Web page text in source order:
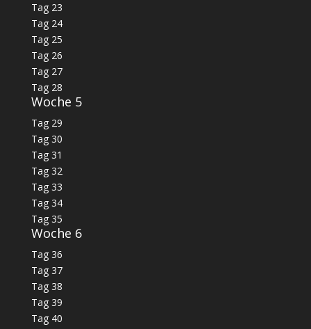
Tag 23
Tag 24
Tag 25
Tag 26
Tag 27
Tag 28
Woche 5
Tag 29
Tag 30
Tag 31
Tag 32
Tag 33
Tag 34
Tag 35
Woche 6
Tag 36
Tag 37
Tag 38
Tag 39
Tag 40